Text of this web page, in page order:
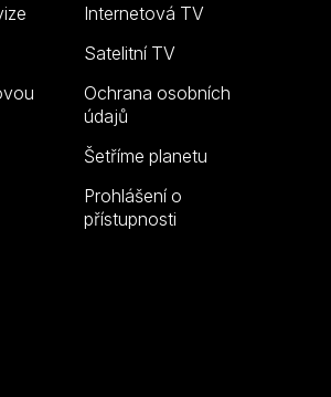
Internetová TV
Satelitní TV
Ochrana osobních
údajů
Šetříme planetu
Prohlášení o
přístupnosti